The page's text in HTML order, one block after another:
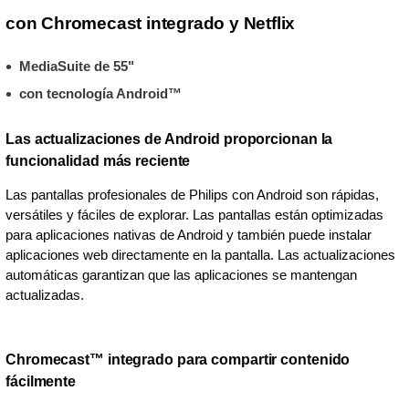
con Chromecast integrado y Netflix
MediaSuite de 55"
con tecnología Android™
Las actualizaciones de Android proporcionan la
funcionalidad más reciente
Las pantallas profesionales de Philips con Android son rápidas,
versátiles y fáciles de explorar. Las pantallas están optimizadas
para aplicaciones nativas de Android y también puede instalar
aplicaciones web directamente en la pantalla. Las actualizaciones
automáticas garantizan que las aplicaciones se mantengan
actualizadas.
Chromecast™ integrado para compartir contenido
fácilmente